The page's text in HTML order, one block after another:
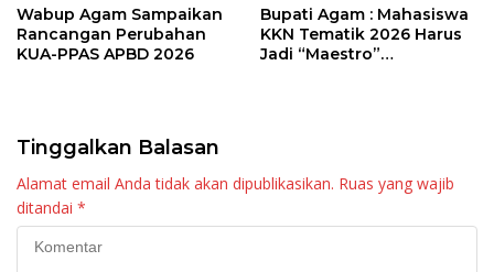
Wabup Agam Sampaikan
Rancangan Perubahan
KUA-PPAS APBD 2026
Bupati Agam : Mahasiswa
KKN Tematik 2026 Harus
Jadi “Maestro”
Tinggalkan Balasan
Alamat email Anda tidak akan dipublikasikan. Ruas yang wajib
ditandai *